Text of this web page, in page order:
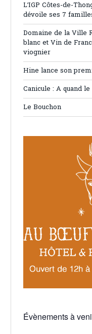
L’IGP Côtes-de-
dévoile ses 7
Domaine de la Ville
blanc et Vin de
viognier
Hine lance son
Canicule : A quand le
Le Bouchon
Évènements à